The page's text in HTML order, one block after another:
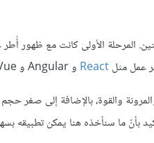
React و Angular و Vue.